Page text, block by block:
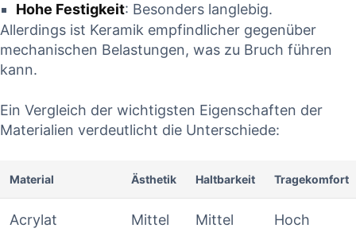
Hohe ⁢Festigkeit: ⁣Besonders langlebig.
Allerdings ​ist‍ Keramik empfindlicher gegenüber
mechanischen Belastungen, was zu​ Bruch​ führen
kann.
Ein Vergleich‌ der wichtigsten Eigenschaften ⁢der
Materialien⁢ verdeutlicht die Unterschiede:
Material Ästhetik Haltbarkeit Tragekomfort
Acrylat Mittel Mittel Hoch